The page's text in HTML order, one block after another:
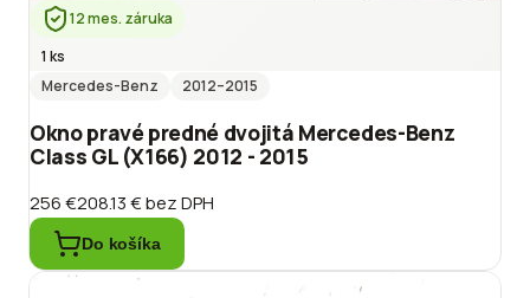
12 mes. záruka
1 ks
Mercedes-Benz
2012–2015
Okno pravé predné dvojitá Mercedes-Benz
Class GL (X166) 2012 - 2015
256 €208.13 €bez DPH
Do košíka